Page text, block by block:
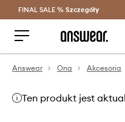
FINAL SALE % Szczegóły
Answear Ona Akcesoria
Ten produkt jest